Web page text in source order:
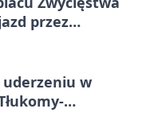
przez
uderzeniu w